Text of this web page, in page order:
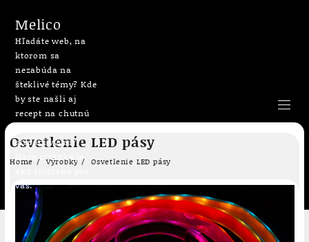
Skip
content
Melico
Hľadáte web, na
ktorom sa
nezabúda na
šteklivé témy? Kde
by ste našli aj
recept na chutnú
slepačí vývar?
Naša stránka je
vás.
Osvetlenie LED pásy
Home Výrobky Osvetlenie LED pásy